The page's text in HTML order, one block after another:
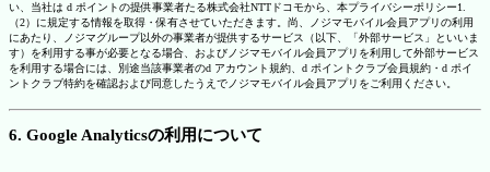
い、当社は d ポイントの提供事業者たる株式会社NTTドコモから、本プライバシーポリシー1.
（2）に規定する情報を取得・保有させていただきます。尚、ノジマモバイル会員アプリの利用
にあたり、ノジマグループ以外の事業者が提供するサービス（以下、「外部サービス」といいま
す）を利用する事が必要となる場合、およびノジマモバイル会員アプリを利用して外部サービス
を利用する場合には、別途当該事業者のd アカウント規約、d ポイントクラブ会員規約・d ポイ
ントクラブ特約を確認および同意したうえでノジマモバイル会員アプリをご利用ください。
6. Google Analyticsの利用について